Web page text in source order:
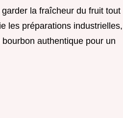
la fraîcheur du fruit tout
les préparations industrielles,
authentique pour un